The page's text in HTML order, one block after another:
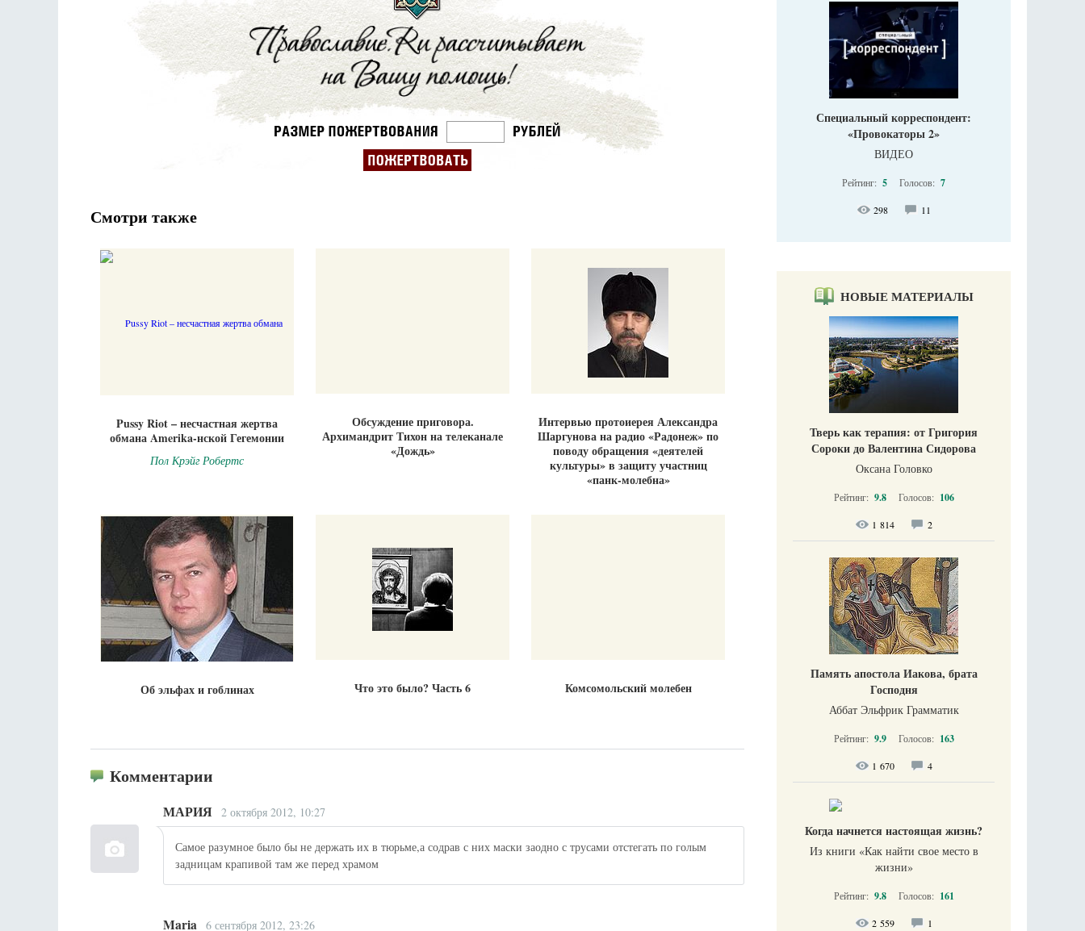
Смотри также
Pussy Riot – несчастная жертва
обмана Amerika-нской Гегемонии
Пол Крэйг Робертс
Обсуждение приговора.
Архимандрит Тихон на телеканале
«Дождь»
Интервью протоиерея Александра
Шаргунова на радио «Радонеж» по
поводу обращения «деятелей
культуры» в защиту участниц
«панк-молебна»
Об эльфах и гоблинах Что это было? Часть 6 Комсомольский молебен
Комментарии
МАРИЯ 2 октября 2012, 10:27
Самое разумное было бы не держать их в тюрьме,а содрав с них маски заодно с трусами отстегать по голым
задницам крапивой там же перед храмом
Maria 6 сентября 2012, 23:26
Специальный корреспондент:
«Провокаторы 2»
ВИДЕО
Рейтинг: 5 Голосов: 7
298 11
НОВЫЕ МАТЕРИАЛЫ
Тверь как терапия: от Григория
Сороки до Валентина Сидорова
Оксана Головко
Рейтинг: 9.8 Голосов: 106
1 814 2
Память апостола Иакова, брата
Господня
Аббат Эльфрик Грамматик
Рейтинг: 9.9 Голосов: 163
1 670 4
Когда начнется настоящая жизнь?
Из книги «Как найти свое место в
жизни​»
Рейтинг: 9.8 Голосов: 161
2 559 1